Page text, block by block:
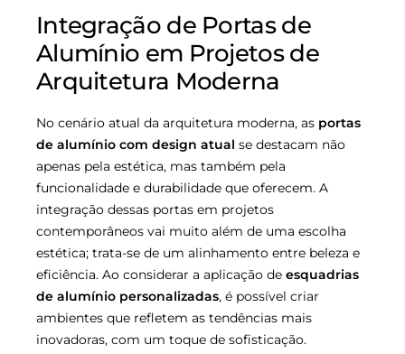
Integração de Portas de
Alumínio em Projetos de
Arquitetura Moderna
No cenário atual da arquitetura moderna, as portas
de alumínio com design atual se destacam não
apenas pela estética, mas também pela
funcionalidade e durabilidade que oferecem. A
integração dessas portas em projetos
contemporâneos vai muito além de uma escolha
estética; trata-se de um alinhamento entre beleza e
eficiência. Ao considerar a aplicação de esquadrias
de alumínio personalizadas, é possível criar
ambientes que refletem as tendências mais
inovadoras, com um toque de sofisticação.